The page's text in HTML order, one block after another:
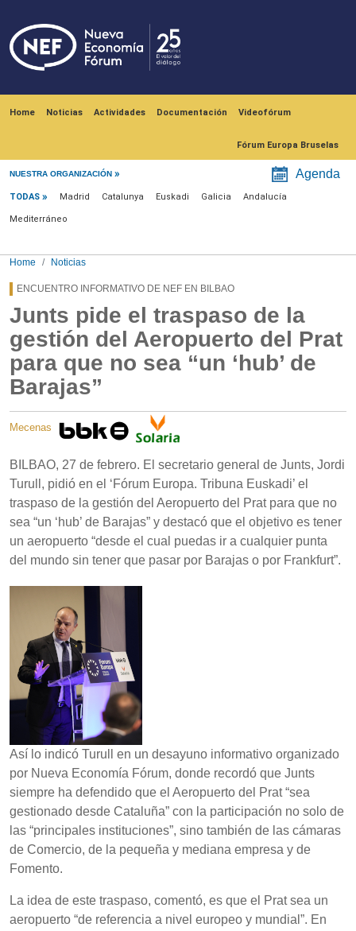
Home Noticias Actividades Documentación Videofórum
Fórum Europa Bruselas
NUESTRA ORGANIZACIÓN Agenda
Menú noticias
TODAS Madrid Catalunya Euskadi Galicia Andalucía
Mediterráneo
Home Noticias
ENCUENTRO INFORMATIVO DE NEF EN BILBAO
Junts pide el traspaso de la
gestión del Aeropuerto del Prat
para que no sea “un ‘hub’ de
Barajas”
Mecenas
BILBAO, 27 de febrero. El secretario general de Junts, Jordi
Turull, pidió en el ‘Fórum Europa. Tribuna Euskadi’ el
traspaso de la gestión del Aeropuerto del Prat para que no
sea “un ‘hub’ de Barajas” y destacó que el objetivo es tener
un aeropuerto “desde el cual puedas ir a cualquier punta
del mundo sin tener que pasar por Barajas o por Frankfurt”.
Así lo indicó Turull en un desayuno informativo organizado
por Nueva Economía Fórum, donde recordó que Junts
siempre ha defendido que el Aeropuerto del Prat “sea
gestionado desde Cataluña” con la participación no solo de
las “principales instituciones”, sino también de las cámaras
de Comercio, de la pequeña y mediana empresa y de
Fomento.
La idea de este traspaso, comentó, es que el Prat sea un
aeropuerto “de referencia a nivel europeo y mundial”. En